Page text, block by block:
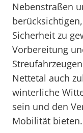
Nebenstraßen
Sicherheit zu
Vorbereitung
Nettetal auch
winterliche
sein und den
Mobilität bieten.